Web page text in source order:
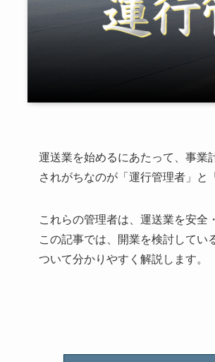
運送業を始めるにあたって、事業
されがちなのが「運行管理者」と
これらの管理者は、運送業を安全
この記事では、開業を検討してい
ついて分かりやすく解説します。